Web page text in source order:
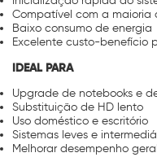
Compatível com a maioria
Baixo consumo de energia
Excelente custo-benefício
IDEAL PARA
Upgrade de notebooks e
Substituição de HD lento
Uso doméstico e escritório
Sistemas leves e
Melhorar desempenho